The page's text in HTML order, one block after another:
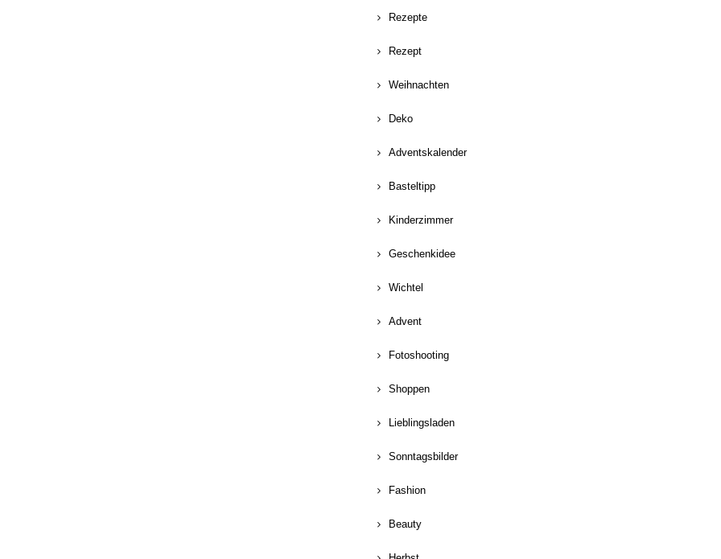
Rezepte
Rezept
Weihnachten
Deko
Adventskalender
Basteltipp
Kinderzimmer
Geschenkidee
Wichtel
Advent
Fotoshooting
Shoppen
Lieblingsladen
Sonntagsbilder
Fashion
Beauty